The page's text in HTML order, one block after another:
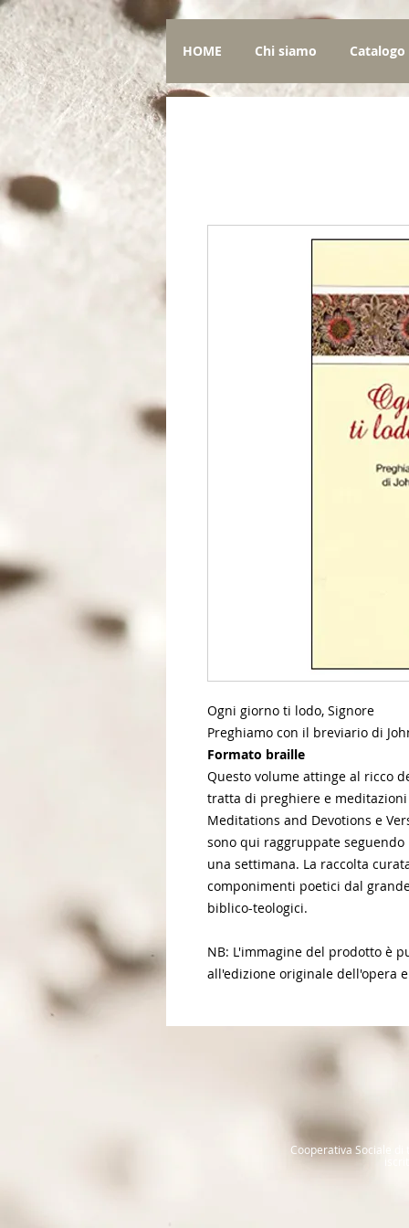
HOME Chi siamo
Ogni giorno ti lodo, Signore
Preghiamo con il breviario di
Formato braille
Questo volume attinge al ricco
tratta di preghiere e
Meditations and Devotions e
sono qui raggruppate
una settimana. La raccolta
componimenti poetici dal
biblico-teologici.
NB: L'immagine del prodotto è
all'edizione originale dell'opera
Cooperativa Sociale di